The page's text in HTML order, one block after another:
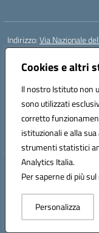
Cookies e altri
Il nostro Istituto non
sono utilizzati
corretto
istituzionali e alla
strumenti statistici
Analytics Italia.
Per saperne di più
Personalizza
Indirizzo:Via Nazionale
Centralino:
Email:
Codice fiscale:
Codice meccanografico:
Codice unico di
Hosting